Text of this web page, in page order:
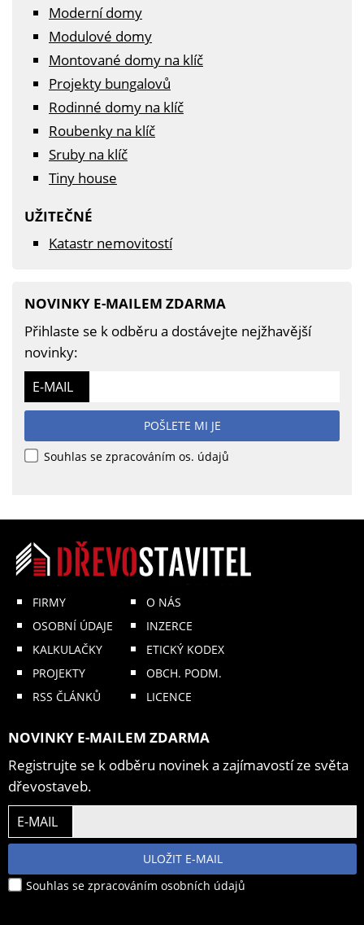
Moderní domy
Modulové domy
Montované domy na klíč
Projekty bungalovů
Rodinné domy na klíč
Roubenky na klíč
Sruby na klíč
Tiny house
UŽITEČNÉ
Katastr nemovitostí
NOVINKY E-MAILEM ZDARMA
Přihlaste se k odběru a dostávejte nejžhavější
novinky:
E-MAIL
POŠLETE MI JE
Souhlas se zpracováním os. údajů
FIRMY
OSOBNÍ ÚDAJE
KALKULAČKY
PROJEKTY
RSS ČLÁNKŮ
O NÁS
INZERCE
ETICKÝ KODEX
OBCH. PODM.
LICENCE
NOVINKY E-MAILEM ZDARMA
Registrujte se k odběru novinek a zajímavostí ze světa
dřevostaveb.
E-MAIL
ULOŽIT E-MAIL
Souhlas se zpracováním osobních údajů